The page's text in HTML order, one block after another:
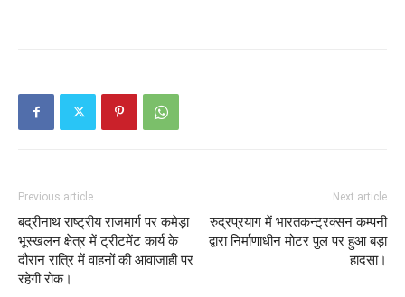
Previous article
बद्रीनाथ राष्ट्रीय राजमार्ग पर कमेड़ा
भूस्खलन क्षेत्र में ट्रीटमेंट कार्य के
दौरान रात्रि में वाहनों की आवाजाही पर
रहेगी रोक।
Next article
रुद्रप्रयाग में भारतकन्ट्रक्सन कम्पनी
द्वारा निर्माणाधीन मोटर पुल पर हुआ बड़ा
हादसा।